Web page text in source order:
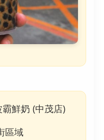
霸鮮奶 (中茂店)
區域